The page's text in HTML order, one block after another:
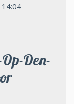
14:04
Den-